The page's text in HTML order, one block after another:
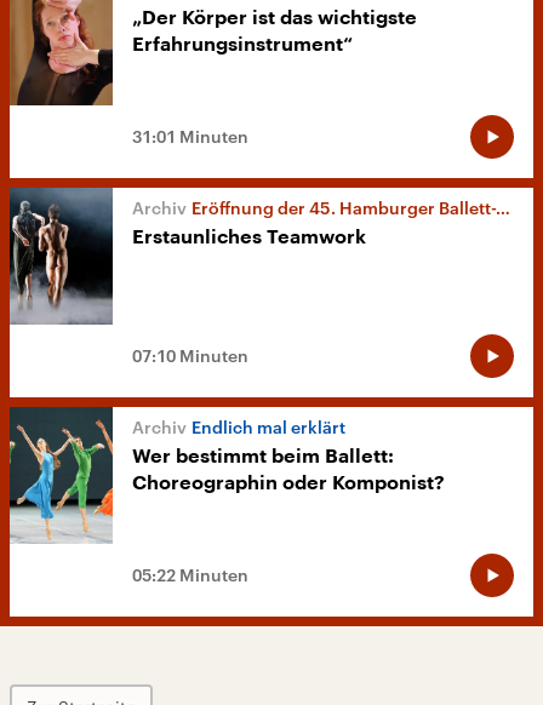
„Der Körper ist das wichtigste
Erfahrungsinstrument“
31:01 Minuten
Eröffnung der 45. Hamburger Ballett-Tage
Erstaunliches Teamwork
07:10 Minuten
Endlich mal erklärt
Wer bestimmt beim Ballett:
Choreographin oder Komponist?
05:22 Minuten